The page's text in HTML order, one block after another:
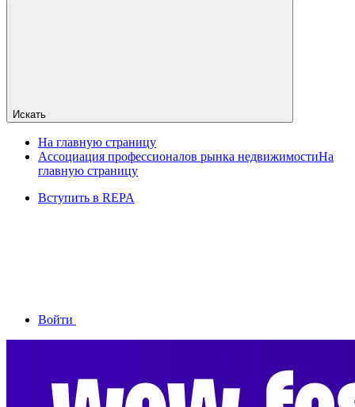
Искать
На главную страницу
Ассоциация профессионалов рынка недвижимостиНа
главную страницу
Вступить в REPA
Войти